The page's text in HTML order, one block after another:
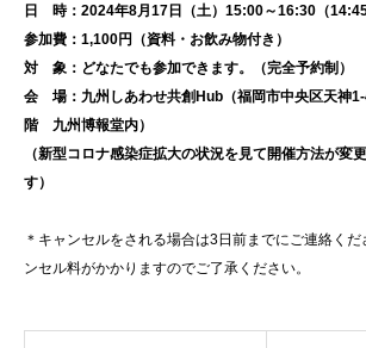
日 時：2024年8月17日（土）15:00～16:30（14:45
参加費：1,100円（資料・お飲み物付き）
対 象：どなたでも参加できます。（完全予約制）
会 場：九州しあわせ共創Hub（福岡市中央区天神
階 九州博報堂内）
（新型コロナ感染症拡大の状況を見て開催方法が変
す）
＊キャンセルをされる場合は3日前までにご連絡く
ンセル料がかかりますのでご了承ください。